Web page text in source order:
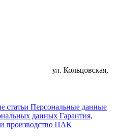
ул. Кольцовская,
статьи Персональные данные
данных Гарантия,
и производство ПАК